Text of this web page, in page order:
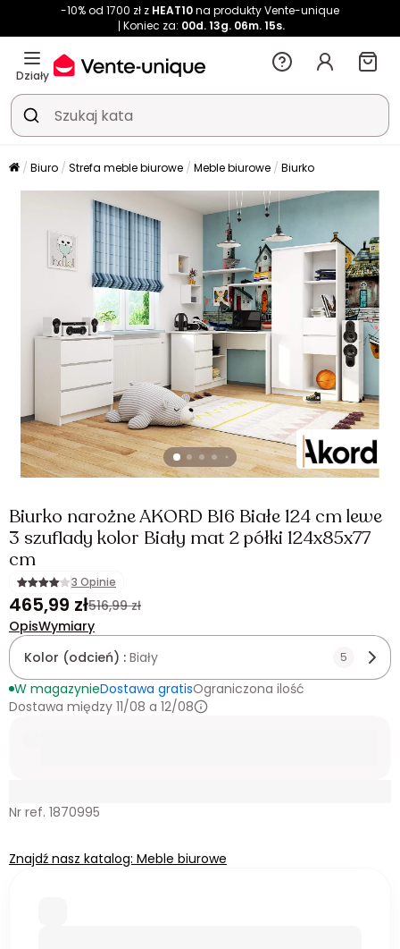
-10% od 1700 zł z HEAT10na produkty Vente-unique
Koniec za: 00d.13g. 06m.15s.
Działy
Biuro Strefa meble biurowe Meble biurowe Biurko
Biurko narożne AKORD B16 Białe 124 cm lewe
3 szuflady kolor Biały mat 2 półki 124x85x77
cm
3 Opinie
465,99 zł516,99 zł
OpisWymiary
Kolor (odcień) : Biały 5
W magazynieDostawa gratisOgraniczona ilość
Dostawa między 11/08 a 12/08
Nr ref. 1870995
Znajdź nasz katalog: Meble biurowe